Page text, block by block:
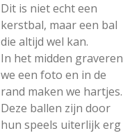
Dit is niet echt een
kerstbal, maar een bal
die altijd wel kan.
In het midden graveren
we een foto en in de
rand maken we hartjes.
Deze ballen zijn door
hun speels uiterlijk erg